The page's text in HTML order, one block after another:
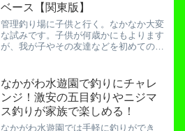
ベース【関東版】
管理釣り場に子供と行く。なかなか大変
な試みです。子供が何歳かにもよります
が、我が子やその友達などを初めての釣
が多い。その中で周囲に迷惑をかけない
ように釣りをさせなければ...
なかがわ水遊園で釣りにチャレ
ンジ！激安の五目釣りやニジマ
ス釣りが家族で楽しめる！
なかがわ水遊園では手軽に釣りができ